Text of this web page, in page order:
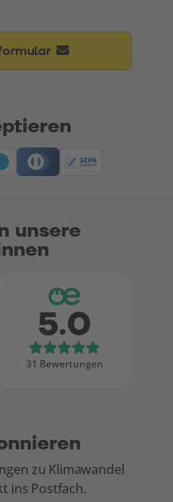
unsere
bei Google
5.0
31 Bewertungen
zu Klimawandel
ins Postfach.